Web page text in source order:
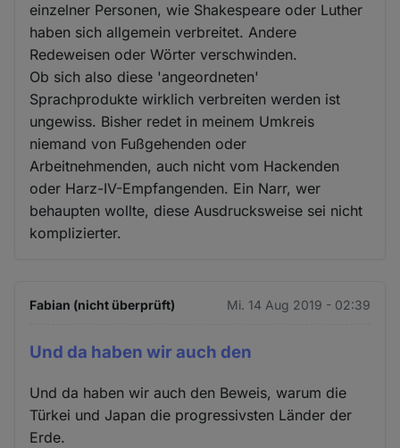
einzelner Personen, wie Shakespeare oder Luther
haben sich allgemein verbreitet. Andere
Redeweisen oder Wörter verschwinden.
Ob sich also diese 'angeordneten'
Sprachprodukte wirklich verbreiten werden ist
ungewiss. Bisher redet in meinem Umkreis
niemand von Fußgehenden oder
Arbeitnehmenden, auch nicht vom Hackenden
oder Harz-IV-Empfangenden. Ein Narr, wer
behaupten wollte, diese Ausdrucksweise sei nicht
komplizierter.
Fabian (nicht überprüft) Mi. 14 Aug 2019 - 02:39
Und da haben wir auch den
Und da haben wir auch den Beweis, warum die
Türkei und Japan die progressivsten Länder der
Erde.